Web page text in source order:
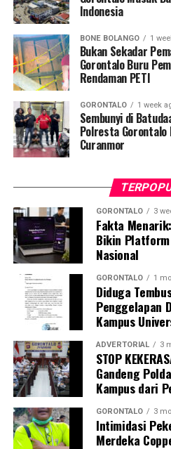
memastikan kader di Desa
kegawatdaruratan kehamilan,
krisis bencana, serta mampu
dengan tenaga kesehatan,”
Selain sesi edukasi teknis,
meluncurkanBuku Panduan
Kegawatdaruratan Ibu Hamil
petunjuk praktis ini berfungsi
bagi kader dalam melakukan
pendampingan, hingga
berisiko tinggi.
Dosen Pembimbing Lapangan
Kesehatan UNG menegaskan
kader berbasis komunitas
dalam mempercepat
(AKI) dan Angka Kematian
“Penyelamatan jiwa ibu hamil
hanya bergantung pada
Harus ada sistem
yang solid. Kehadiran buku
alur koordinasi penanganan
DPL KKN.
Indonesia
BONE BOLANGO 1
Bukan Sekadar
Gorontalo Buru
Rendaman PETI
GORONTALO 1 week
Sembunyi di
Polresta Gorontalo
Curanmor
GORONTALO 3
Fakta
Bikin
Nasional
GORONTALO 1
Diduga
Penggelapan
Kampus
ADVERTORIAL 3
STOP
Gandeng
Kampus dari
GORONTALO 3
Intimidasi
Merdeka